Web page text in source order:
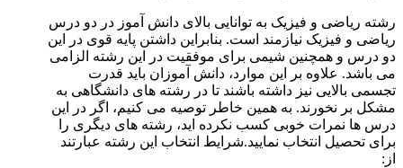
رشته ریاضی و فیزیک به توانایی بالای دانش آموز در دو درس
ریاضی و فیزیک نیازمند است. بنابراین داشتن پایه قوی در این
دو درس و همچنین شیمی برای موفقیت در این رشته الزامی
می باشد. علاوه بر این موارد، دانش آموزان باید قدرت
تجسمی بالایی نیز داشته باشند تا در رشته های دانشگاهی به
مشکل بر نخورند. به همین خاطر توصیه می کنیم، اگر در این
درس ها نمرات خوبی کسب نکرده اید، رشته های دیگری را
برای تحصیل انتخاب نمایید.شرایط انتخاب این رشته عبارتند
از: